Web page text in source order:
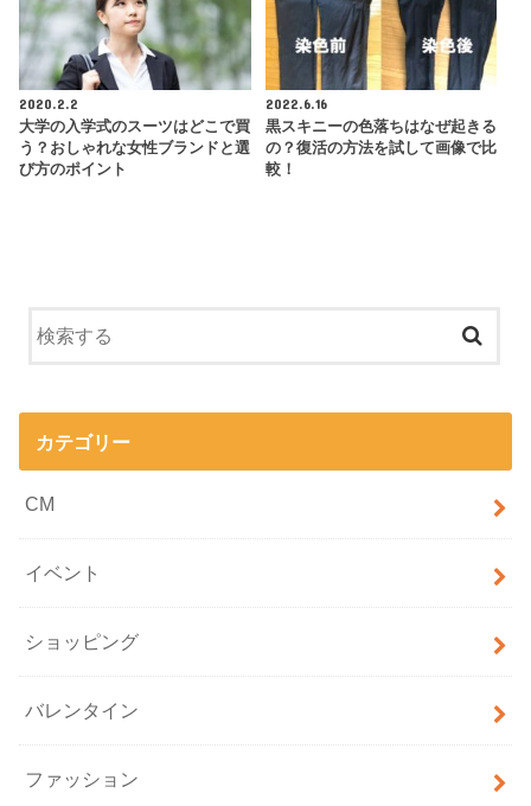
2020.2.2
大学の入学式のスーツはどこで買
う？おしゃれな女性ブランドと選
び方のポイント
2022.6.16
黒スキニーの色落ちはなぜ起きる
の？復活の方法を試して画像で比
較！
カテゴリー
CM
イベント
ショッピング
バレンタイン
ファッション